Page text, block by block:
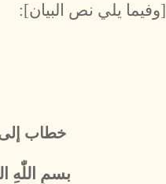
[وفيما يلي نص البيان]:
خطاب
بسمِ اللّٰهِ